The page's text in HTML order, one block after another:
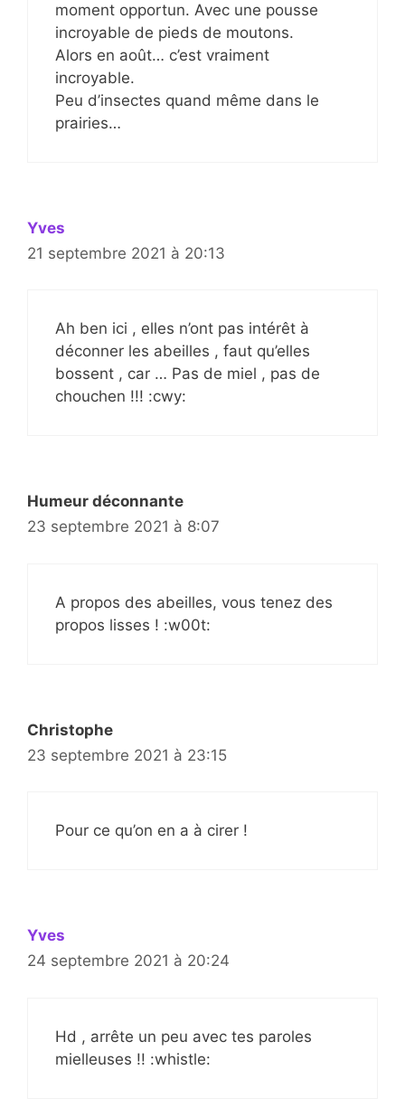
moment opportun. Avec une pousse
incroyable de pieds de moutons.
Alors en août… c’est vraiment
incroyable.
Peu d’insectes quand même dans le
prairies…
Yves
21 septembre 2021 à 20:13
Ah ben ici , elles n’ont pas intérêt à
déconner les abeilles , faut qu’elles
bossent , car … Pas de miel , pas de
chouchen !!! :cwy:
Humeur déconnante
23 septembre 2021 à 8:07
A propos des abeilles, vous tenez des
propos lisses ! :w00t:
Christophe
23 septembre 2021 à 23:15
Pour ce qu’on en a à cirer !
Yves
24 septembre 2021 à 20:24
Hd , arrête un peu avec tes paroles
mielleuses !! :whistle: